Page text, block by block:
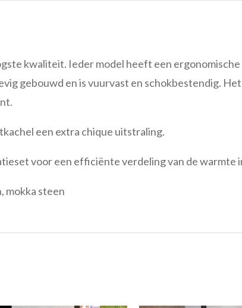
kwaliteit. Ieder model heeft een
gebouwd en is vuurvast en schokbestendig.
een extra chique uitstraling.
voor een efficiënte verdeling van de warmte
mokka steen